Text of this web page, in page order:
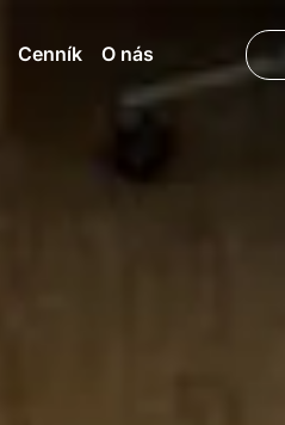
Cenník O nás